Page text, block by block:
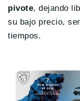
pivote, dejando
su bajo precio,
tiempos.